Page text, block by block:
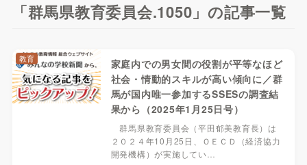
「群馬県教育委員会.1050」の記事一覧
家庭内での男女間の役割が平等なほど
社会・情動的スキルが高い傾向に／群
馬が国内唯一参加するSSESの調査結
果から（2025年1月25日号）
群馬県教育委員会（平田郁美教育長）は
２０２４年10月25日、ＯＥＣＤ（経済協力
開発機構）が実施してい…
教育